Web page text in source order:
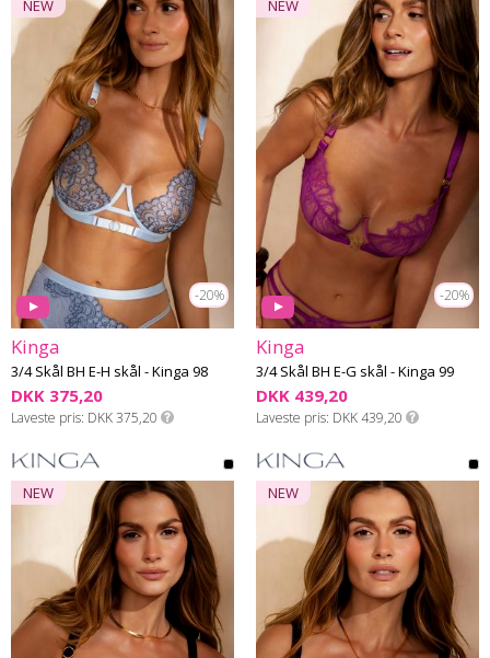
-20%
NEW
Kinga
3/4 Skål BH E-H skål - Kinga 98
DKK 375,20
Laveste pris DKK 375,20
-20%
NEW
Kinga
3/4 Skål BH E-G skål - Kinga 99
DKK 439,20
Laveste pris DKK 439,20
NEW NEW